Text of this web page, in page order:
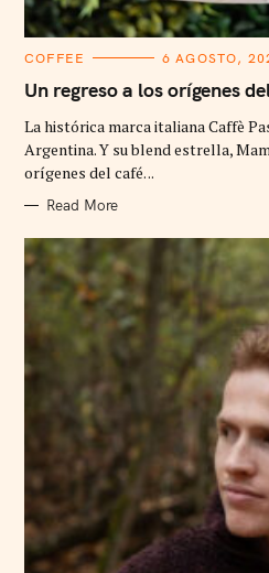
C
T
E
O
R
I
E
COFFEE 6 AGOSTO,
Un regreso a los orígenes
La histórica marca italiana Caffè
Argentina. Y su blend estrella,
orígenes del café. ..
Read More